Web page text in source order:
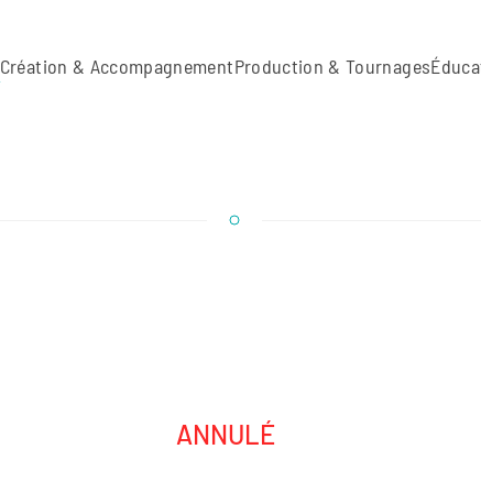
Création & AccompagnementProduction & Tournages
ANNULÉ